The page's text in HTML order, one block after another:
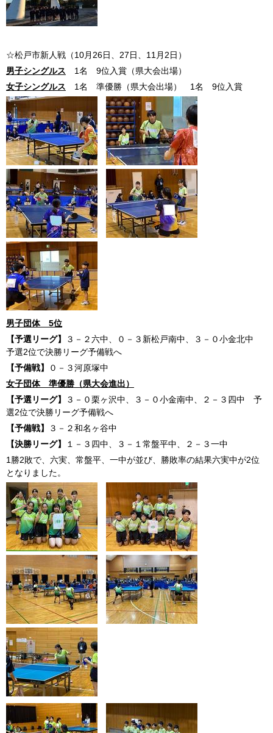
☆松戸市新人戦（10月26日、27日、11月2日）
男子シングルス
1名 9位入賞（県大会出場）
女子シングルス
1名 準優勝（県大会出場） 1名 9位入賞
男子団体 5位
【予選リーグ】
３－２六中、０－３新松戸南中、３－０小金北中
予選2位で決勝リーグ予備戦へ
【予備戦】
０－３河原塚中
女子団体 準優勝（県大会進出）
【予選リーグ】
３－０栗ヶ沢中、３－０小金南中、２－３四中 予
選2位で決勝リーグ予備戦へ
【予備戦】
３－２和名ヶ谷中
【決勝リーグ】
１－３四中、３－１常盤平中、２－３一中
1勝2敗で、六実、常盤平、一中が並び、勝敗率の結果六実中が2位
となりました。